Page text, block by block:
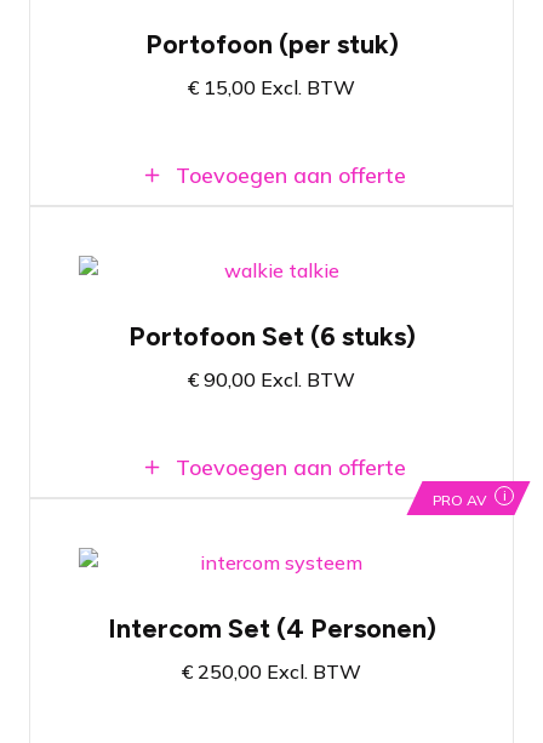
Alle accessoires meegeleverd
Digitaal en analoog te gebruiken
Portofoon (per stuk)
€ 15,00 Excl. BTW
Toevoegen aan offerte
Alle accessoires meegeleverd
In de kist op te laden
Portofoon Set (6 stuks)
€ 90,00 Excl. BTW
Toevoegen aan offerte
PRO AV i
Op basis van ethernet netwerk
Makkelijk uit te breiden met allerlei
Intercom Set (4 Personen)
€ 250,00 Excl. BTW